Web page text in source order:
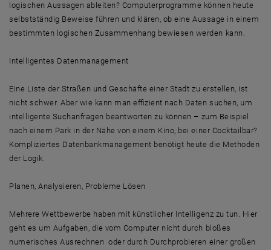
logischen Aussagen ableiten? Computerprogramme können heute
selbstständig Beweise führen und klären, ob eine Aussage in einem
bestimmten logischen Zusammenhang bewiesen werden kann.
Intelligentes Datenmanagement
Eine Liste der Straßen und Geschäfte einer Stadt zu erstellen, ist
nicht schwer. Aber wie kann man effizient nach Daten suchen, um
intelligente Suchanfragen beantworten zu können – zum Beispiel
nach einem Park in der Nähe von einem Kino, bei einer Cocktailbar?
Kompliziertes Datenbankmanagement benötigt heute die Methoden
der Logik.
Planen, Analysieren, Probleme Lösen
Mehrere Wettbewerbe haben mit künstlicher Intelligenz zu tun. Hier
geht es um Aufgaben, die vom Computer nicht durch bloßes
numerisches Ausrechnen oder durch Durchprobieren einer großen